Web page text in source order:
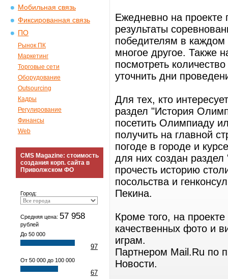
Мобильная связь
Фиксированная связь
ПО
Рынок ПК
Маркетинг
Торговые сети
Оборудование
Outsourcing
Кадры
Регулирование
Финансы
Web
CMS Magazine: стоимость
создания корп. сайта в
Приволжском ФО
Город:
Средняя цена: 57 958
рублей
До 50 000
97
От 50 000 до 100 000
67
Ежедневно на проекте
результаты
победителям в каждом
многое другое. Также
посмотреть
уточнить дни
Для тех, кто
раздел "История
посетить Олимпиаду
получить на главной
погоде в городе и
для них создан
прочесть историю
посольства и
Пекина.
Кроме того, на
качественных фото и
играм.
Партнером Mail.Ru по
Новости.